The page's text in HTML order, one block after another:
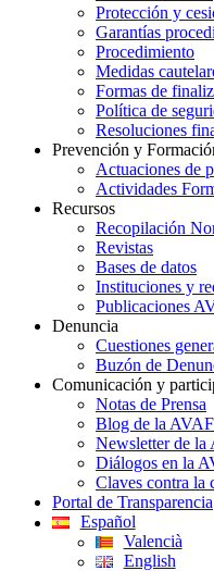
Protección y
Garantías
Procedimiento
Medidas
Formas de
Política de
Resoluciones
Prevención y
Actuaciones de
Actividades
Recursos
Recopilación
Revistas
Bases de datos
Instituciones y
Publicaciones
Denuncia
Cuestiones
Buzón de
Comunicación y
Notas de Prensa
Blog de la AVAF
Newsletter de la
Diálogos en la
Claves contra la
Portal de Transparencia
Español
Valencià
English